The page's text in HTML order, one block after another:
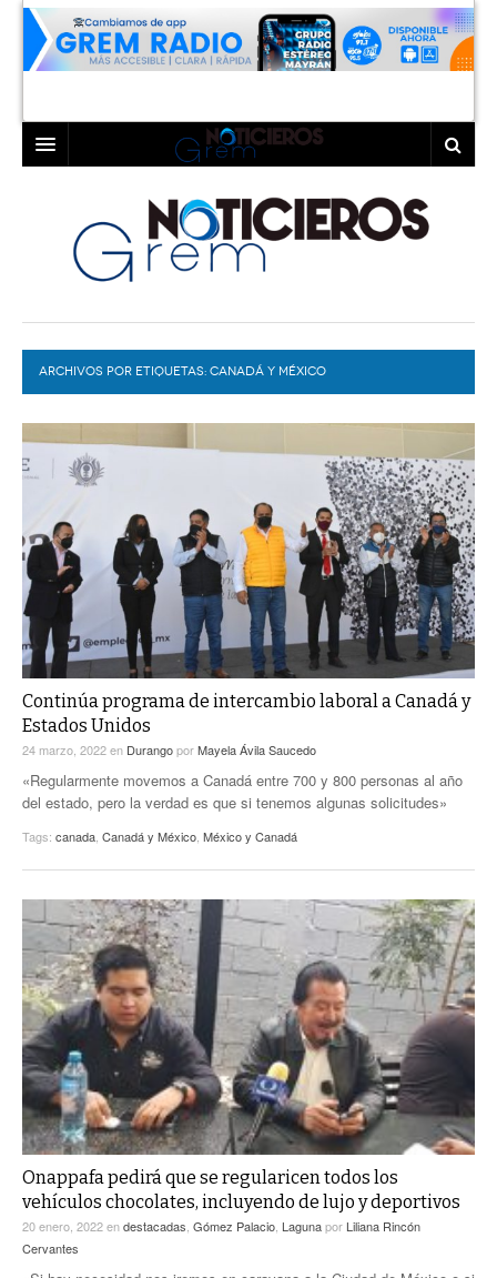
LAGUNA
TORREÓN
GÓMEZ PALACIO
LERDO
COAHUILA
DURANGO
DEPORTES
EXA
EXA INFORMA
CONTEXTOS
TRAYECTO LAGUNA
A MEDIA MAÑANA
A TODA LEY
DIÁLOGOS CON LA HISTORIA
TWEETS AND BEATS
LA MEJOR 97.1 ESTÉREO GALLITO
ACTUALIDADES GREM
PULSO
COLABORADORES
ARCHIVOS POR ETIQUETAS: CANADÁ Y MÉXICO
Continúa programa de intercambio laboral a Canadá y
Estados Unidos
24 marzo, 2022en DurangoporMayela Ávila Saucedo
«Regularmente movemos a Canadá entre 700 y 800 personas al año
del estado, pero la verdad es que si tenemos algunas solicitudes»
Tags: canada Canadá y México México y Canadá
Onappafa pedirá que se regularicen todos los
vehículos chocolates, incluyendo de lujo y deportivos
20 enero, 2022endestacadas Gómez Palacio Lagunapor Liliana Rincón
Cervantes